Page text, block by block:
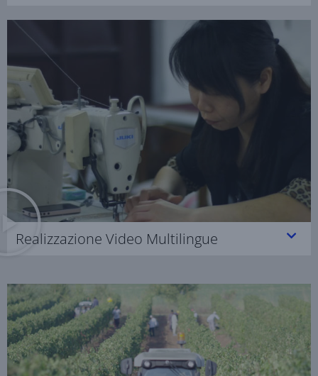
Realizzazione Video Multilingue